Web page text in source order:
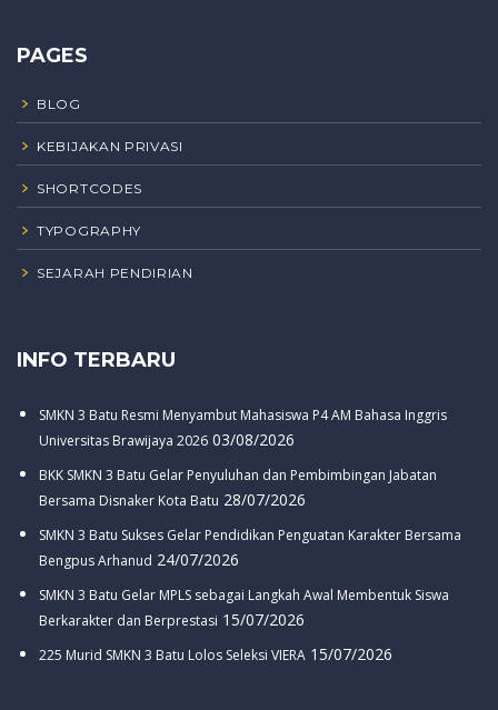
PAGES
BLOG
KEBIJAKAN PRIVASI
SHORTCODES
TYPOGRAPHY
SEJARAH PENDIRIAN
INFO TERBARU
SMKN 3 Batu Resmi Menyambut Mahasiswa P4 AM Bahasa Inggris
Universitas Brawijaya 2026 03/08/2026
BKK SMKN 3 Batu Gelar Penyuluhan dan Pembimbingan Jabatan
Bersama Disnaker Kota Batu 28/07/2026
SMKN 3 Batu Sukses Gelar Pendidikan Penguatan Karakter Bersama
Bengpus Arhanud 24/07/2026
SMKN 3 Batu Gelar MPLS sebagai Langkah Awal Membentuk Siswa
Berkarakter dan Berprestasi 15/07/2026
225 Murid SMKN 3 Batu Lolos Seleksi VIERA 15/07/2026